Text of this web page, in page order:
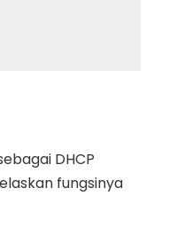
DHCP
fungsinya